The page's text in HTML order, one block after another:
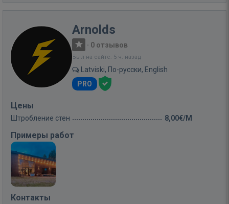
Arnolds
· 0 отзывов
Был на сайте: 5 ч. назад
Latviski, По-русски, English
PRO
Цены
Штробление стен 8,00€/M
Примеры работ
Контакты